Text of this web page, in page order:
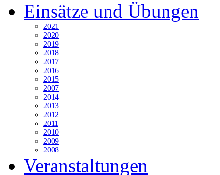
Einsätze und Übungen
2021
2020
2019
2018
2017
2016
2015
2007
2014
2013
2012
2011
2010
2009
2008
Veranstaltungen